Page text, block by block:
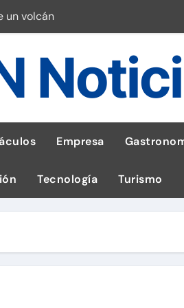
un volcán
de seguridad
y gana una jugada gratis
Empresa
Tecnología Turismo